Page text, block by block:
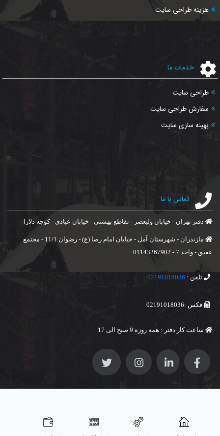
هزینه طراحی سایت
خدمات ما
طراحی سایت
سفارش طراحی سایت
بهینه سازی سایت
تماس با ما
دفتر تهران - خیابان ولیعصر - تقاطع بهشتی - خیابان عبادی - کوچه دلارا
مازندران - شهرستان آمل - خیابان امام رضا (ع) - رضوان 11/1 - مجتمع
عقیق - واحد 7 - 01143267902
تلفن : 02191018036
فکس :02191018036
ساعت کار دفتر : همه روزه 9 صبح الی 17